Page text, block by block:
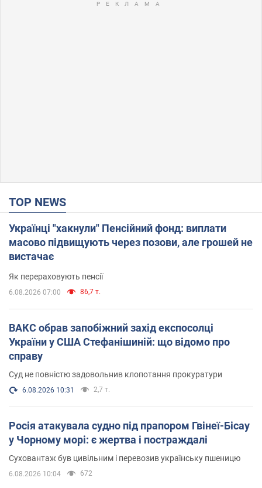
TOP NEWS
Українці "хакнули" Пенсійний фонд: виплати
масово підвищують через позови, але грошей не
вистачає
Як перераховують пенсії
6.08.2026 07:00 86,7 т.
ВАКС обрав запобіжний захід експосолці
України у США Стефанішиній: що відомо про
справу
Суд не повністю задовольнив клопотання прокуратури
6.08.2026 10:31 2,7 т.
Росія атакувала судно під прапором Гвінеї-Бісау
у Чорному морі: є жертва і постраждалі
Суховантаж був цивільним і перевозив українську пшеницю
6.08.2026 10:04 672